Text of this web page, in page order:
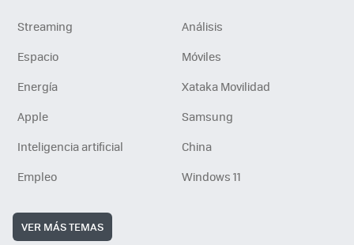
Streaming
Análisis
Espacio
Móviles
Energía
Xataka Movilidad
Apple
Samsung
Inteligencia artificial
China
Empleo
Windows 11
VER MÁS TEMAS